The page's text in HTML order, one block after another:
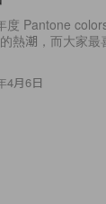
度 Pantone
熱潮，而大家
4月6日